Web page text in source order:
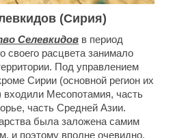
(Сирия)
Селевкидов в период
своего расцвета занимало
Под управлением
Сирии (основной регион их
входили Месопотамия, часть
часть Средней Азии.
была заложена самим
и поэтому вполне очевидно,